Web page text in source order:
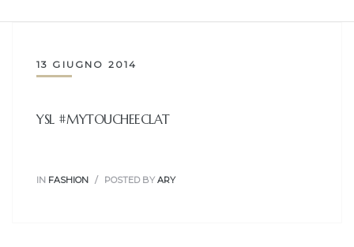
13 GIUGNO 2014
YSL #MYTOUCHEECLAT
IN FASHION POSTED BY ARY